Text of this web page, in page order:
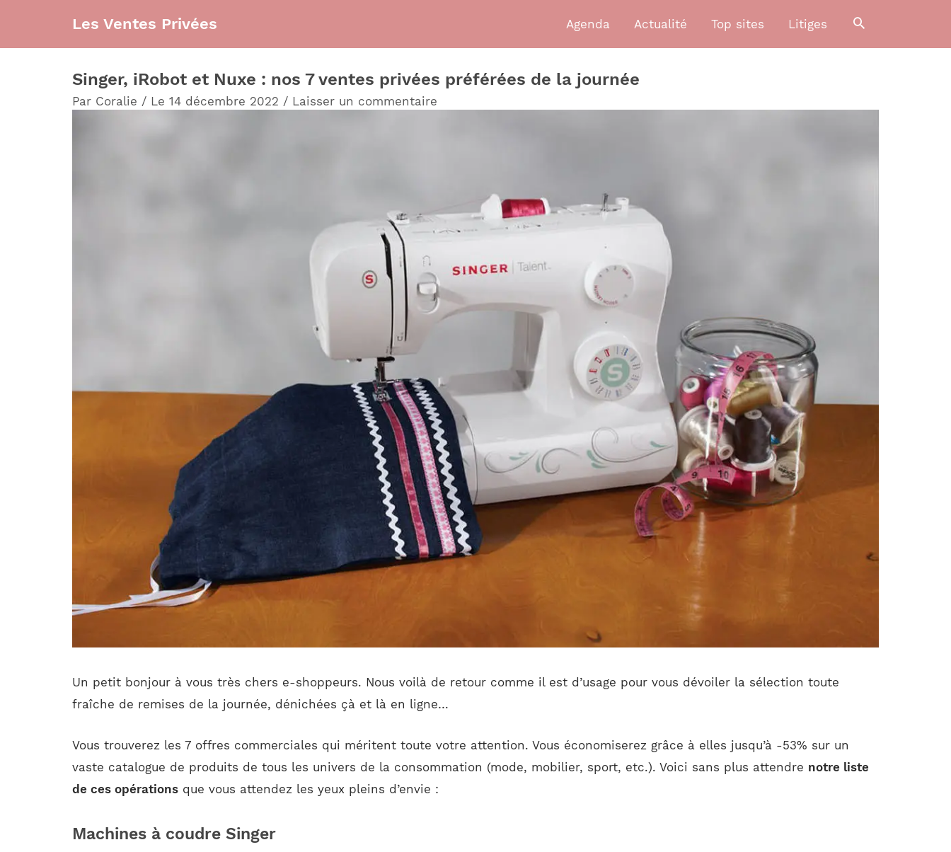
Les Ventes Privées Agenda Actualité Top sites Litiges
Singer, iRobot et Nuxe : nos 7 ventes privées préférées de la journée
Par Coralie / Le 14 décembre 2022 / Laisser un commentaire
Un petit bonjour à vous très chers e-shoppeurs. Nous voilà de retour comme il est d’usage pour vous dévoiler la sélection toute
fraîche de remises de la journée, dénichées çà et là en ligne…
Vous trouverez les 7 offres commerciales qui méritent toute votre attention. Vous économiserez grâce à elles jusqu’à -53% sur un
vaste catalogue de produits de tous les univers de la consommation (mode, mobilier, sport, etc.). Voici sans plus attendre notre liste
de ces opérations que vous attendez les yeux pleins d’envie :
Machines à coudre Singer